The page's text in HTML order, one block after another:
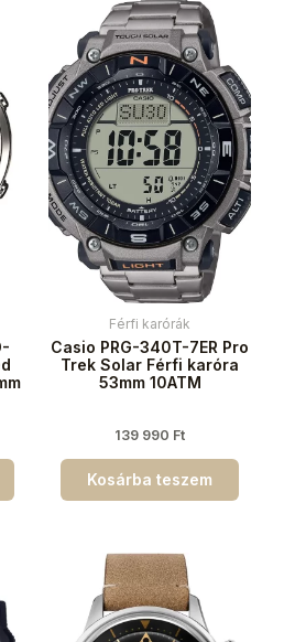
Férfi karórák
Casio PRG-340T-7ER Pro
Trek Solar Férfi karóra
53mm 10ATM
139 990 Ft
Kosárba teszem